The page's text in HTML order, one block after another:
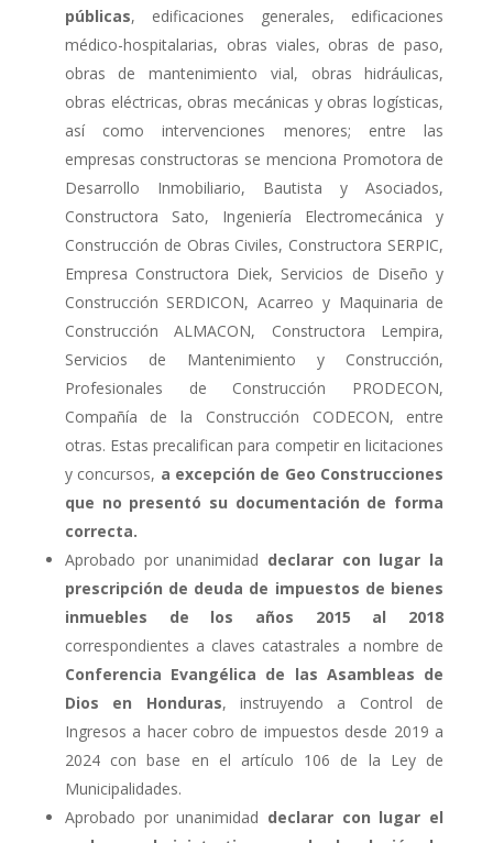
públicas, edificaciones generales, edificaciones
médico-hospitalarias, obras viales, obras de paso,
obras de mantenimiento vial, obras hidráulicas,
obras eléctricas, obras mecánicas y obras logísticas,
así como intervenciones menores; entre las
empresas constructoras se menciona Promotora de
Desarrollo Inmobiliario, Bautista y Asociados,
Constructora Sato, Ingeniería Electromecánica y
Construcción de Obras Civiles, Constructora SERPIC,
Empresa Constructora Diek, Servicios de Diseño y
Construcción SERDICON, Acarreo y Maquinaria de
Construcción ALMACON, Constructora Lempira,
Servicios de Mantenimiento y Construcción,
Profesionales de Construcción PRODECON,
Compañía de la Construcción CODECON, entre
otras. Estas precalifican para competir en licitaciones
y concursos, a excepción de Geo Construcciones
que no presentó su documentación de forma
correcta.
Aprobado por unanimidad declarar con lugar la
prescripción de deuda de impuestos de bienes
inmuebles de los años 2015 al 2018
correspondientes a claves catastrales a nombre de
Conferencia Evangélica de las Asambleas de
Dios en Honduras, instruyendo a Control de
Ingresos a hacer cobro de impuestos desde 2019 a
2024 con base en el artículo 106 de la Ley de
Municipalidades.
Aprobado por unanimidad declarar con lugar el